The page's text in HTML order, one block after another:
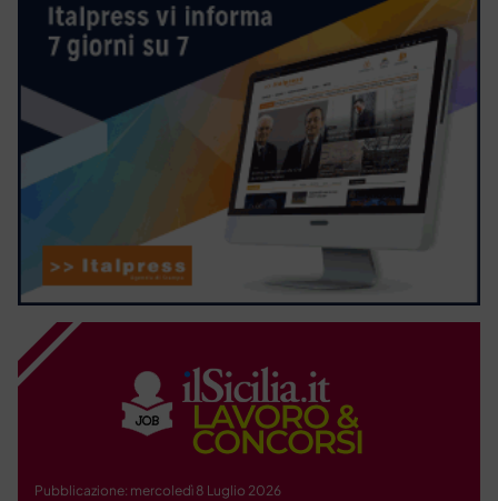
Pubblicazione: mercoledì 8 Luglio 2026